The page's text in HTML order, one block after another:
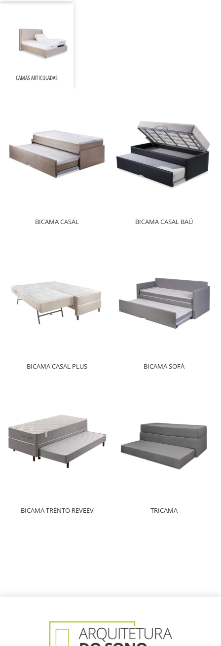
CAMAS ARTICULADAS
BICAMA CASAL BICAMA CASAL BAÚ
BICAMA CASAL PLUS BICAMA SOFÁ
BICAMA TRENTO REVEEV TRICAMA